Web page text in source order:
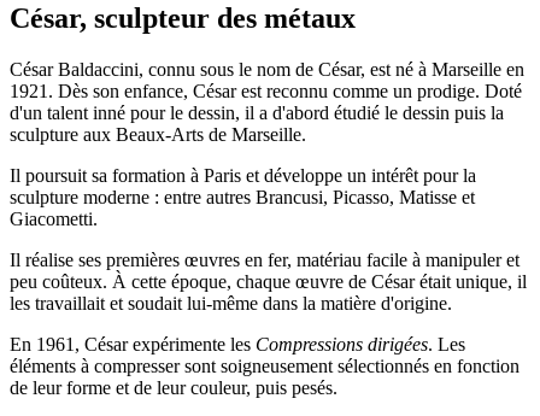
César, sculpteur des métaux
César Baldaccini, connu sous le nom de César, est né à Marseille en
1921. Dès son enfance, César est reconnu comme un prodige. Doté
d'un talent inné pour le dessin, il a d'abord étudié le dessin puis la
sculpture aux Beaux-Arts de Marseille.
Il poursuit sa formation à Paris et développe un intérêt pour la
sculpture moderne : entre autres Brancusi, Picasso, Matisse et
Giacometti.
Il réalise ses premières œuvres en fer, matériau facile à manipuler et
peu coûteux. À cette époque, chaque œuvre de César était unique, il
les travaillait et soudait lui-même dans la matière d'origine.
En 1961, César expérimente les Compressions dirigées. Les
éléments à compresser sont soigneusement sélectionnés en fonction
de leur forme et de leur couleur, puis pesés.